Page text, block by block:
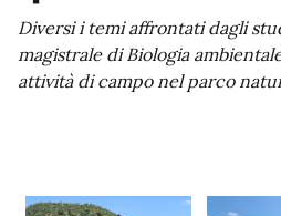
Diversi i temi affrontati dagli
magistrale di Biologia
attività di campo nel parco